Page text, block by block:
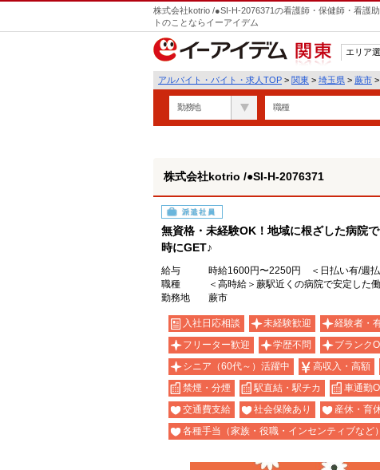
株式会社kotrio /●SI-H-2076371の看護師・保健師・看護
トのことならイーアイデム
関東
エリア
アルバイト・バイト・求人TOP > 関東 > 埼玉県 > 蕨市 >
勤務地 職種
株式会社kotrio /●SI-H-2076371
派遣社員
無資格・未経験OK！地域に根ざした病院
時にGET♪
給与
時給1600円〜2250円 ＜日払い有/週払
職種
＜高時給＞蕨駅近くの病院で安定した
勤務地
蕨市
入社日応相談 未経験歓迎 経験者・
フリーター歓迎
学歴不問 ブランク
シニア（60代～）活躍中
高収入・高額
禁煙・分煙
駅直結・駅チカ 車通勤
交通費支給
社会保険あり 産休・育
各種手当（家族・役職・インセンティブなど